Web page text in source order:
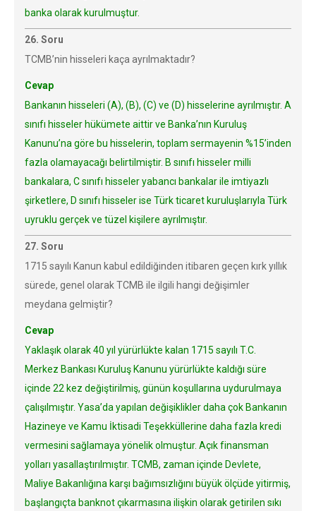
banka olarak kurulmuştur.
26. Soru
TCMB’nin hisseleri kaça ayrılmaktadır?
Cevap
Bankanın hisseleri (A), (B), (C) ve (D) hisselerine ayrılmıştır. A
sınıfı hisseler hükümete aittir ve Banka’nın Kuruluş
Kanunu’na göre bu hisselerin, toplam sermayenin %15’inden
fazla olamayacağı belirtilmiştir. B sınıfı hisseler milli
bankalara, C sınıfı hisseler yabancı bankalar ile imtiyazlı
şirketlere, D sınıfı hisseler ise Türk ticaret kuruluşlarıyla Türk
uyruklu gerçek ve tüzel kişilere ayrılmıştır.
27. Soru
1715 sayılı Kanun kabul edildiğinden itibaren geçen kırk yıllık
sürede, genel olarak TCMB ile ilgili hangi değişimler
meydana gelmiştir?
Cevap
Yaklaşık olarak 40 yıl yürürlükte kalan 1715 sayılı T.C.
Merkez Bankası Kuruluş Kanunu yürürlükte kaldığı süre
içinde 22 kez değiştirilmiş, günün koşullarına uydurulmaya
çalışılmıştır. Yasa’da yapılan değişiklikler daha çok Bankanın
Hazineye ve Kamu İktisadi Teşekküllerine daha fazla kredi
vermesini sağlamaya yönelik olmuştur. Açık finansman
yolları yasallaştırılmıştır. TCMB, zaman içinde Devlete,
Maliye Bakanlığına karşı bağımsızlığını büyük ölçüde yitirmiş,
başlangıçta banknot çıkarmasına ilişkin olarak getirilen sıkı